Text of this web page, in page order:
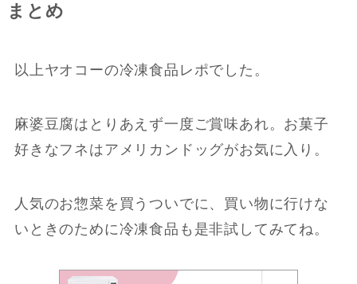
まとめ
以上ヤオコーの冷凍食品レポでした。
麻婆豆腐はとりあえず一度ご賞味あれ。お菓子
好きなフネはアメリカンドッグがお気に入り。
人気のお惣菜を買うついでに、買い物に行けな
いときのために冷凍食品も是非試してみてね。